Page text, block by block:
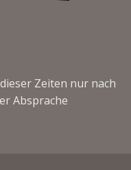
Zeiten nur nach
Absprache